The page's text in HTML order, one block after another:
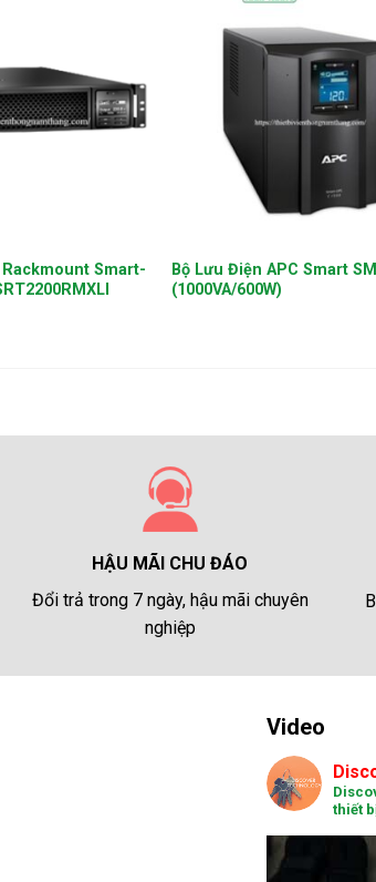
Rackmount Smart-
Bộ Lưu Điện APC Smart
(1000VA/600W)
HẬU MÃI CHU ĐÁO
Đổi trả trong 7 ngày, hậu mãi chuyên
nghiệp
Video
thiết